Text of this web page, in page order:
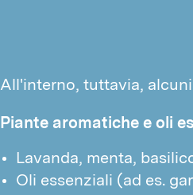
All'interno, tuttavia,
Piante aromatiche e oli
Lavanda, menta,
Oli essenziali (ad es.